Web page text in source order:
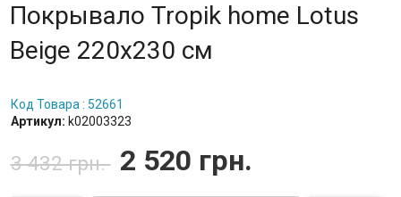
Покрывало Tropik home Lotus
Beige 220x230 см
Код Товара : 52661
Артикул: k02003323
3 432 грн. 2 520 грн.